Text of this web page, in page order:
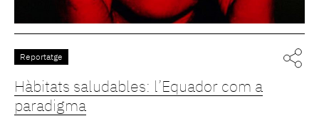
Reportatge
Hàbitats saludables: l’Equador com a
paradigma